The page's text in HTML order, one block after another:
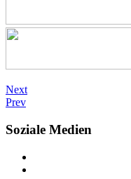
Next
Prev
Soziale Medien